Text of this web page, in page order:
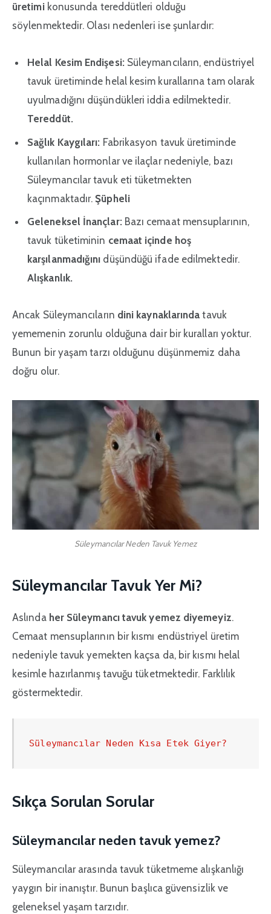
üretimikonusunda tereddütleri olduğu
söylenmektedir. Olası nedenleri ise şunlardır:
Helal Kesim Endişesi:Süleymancıların, endüstriyel
tavuk üretiminde helal kesim kurallarına tam olarak
uyulmadığını düşündükleri iddia edilmektedir.
Tereddüt.
Sağlık Kaygıları: Fabrikasyon tavuk üretiminde
kullanılan hormonlar ve ilaçlar nedeniyle, bazı
Süleymancılar tavuk eti tüketmekten
kaçınmaktadır.Şüpheli
Geleneksel İnançlar:Bazı cemaat mensuplarının,
tavuk tüketiminin cemaat içinde hoş
karşılanmadığını düşündüğü ifade edilmektedir.
Alışkanlık.
Ancak Süleymancıların dini kaynaklarında tavuk
yememenin zorunlu olduğuna dair bir kuralları yoktur.
Bunun bir yaşam tarzı olduğunu düşünmemiz daha
doğru olur.
Süleymancılar Neden Tavuk Yemez
Süleymancılar Tavuk Yer Mi?
Aslında her Süleymancı tavuk yemez diyemeyiz.
Cemaat mensuplarının bir kısmı endüstriyel üretim
nedeniyle tavuk yemekten kaçsa da, bir kısmı helal
kesimle hazırlanmış tavuğu tüketmektedir. Farklılık
göstermektedir.
Süleymancılar Neden Kısa Etek Giyer?
Sıkça Sorulan Sorular
Süleymancılar neden tavuk yemez?
Süleymancılar arasında tavuk tüketmeme alışkanlığı
yaygın bir inanıştır. Bunun başlıca güvensizlik ve
geleneksel yaşam tarzıdır.